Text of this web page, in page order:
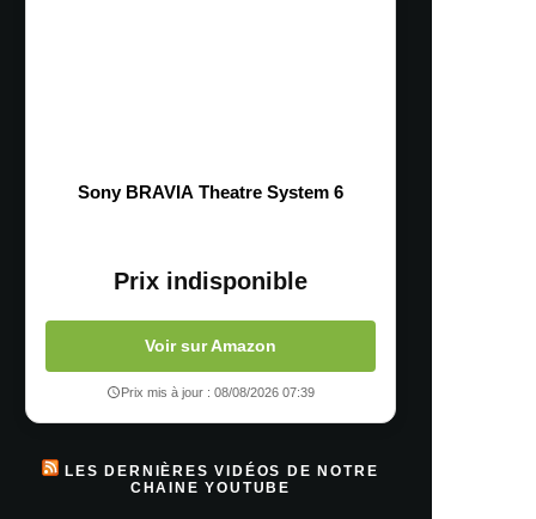
Sony BRAVIA Theatre System 6
Prix indisponible
Voir sur Amazon
Prix mis à jour : 08/08/2026 07:39
LES DERNIÈRES VIDÉOS DE NOTRE
CHAINE YOUTUBE